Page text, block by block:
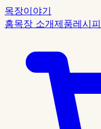
목장이야기
홈목장 소개제품레시피